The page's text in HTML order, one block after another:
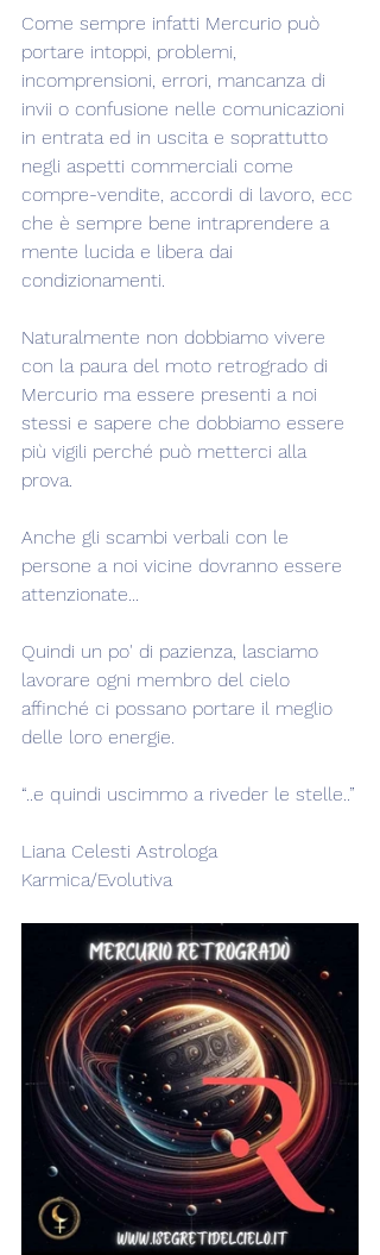
Come sempre infatti Mercurio può
portare intoppi, problemi,
incomprensioni, errori, mancanza di
invii o confusione nelle comunicazioni
in entrata ed in uscita e soprattutto
negli aspetti commerciali come
compre-vendite, accordi di lavoro, ecc
che è sempre bene intraprendere a
mente lucida e libera dai
condizionamenti.
Naturalmente non dobbiamo vivere
con la paura del moto retrogrado di
Mercurio ma essere presenti a noi
stessi e sapere che dobbiamo essere
più vigili perché può metterci alla
prova.
Anche gli scambi verbali con le
persone a noi vicine dovranno essere
attenzionate...
Quindi un po' di pazienza, lasciamo
lavorare ogni membro del cielo
affinché ci possano portare il meglio
delle loro energie.
“..e quindi uscimmo a riveder le stelle..”
Liana Celesti Astrologa
Karmica/Evolutiva